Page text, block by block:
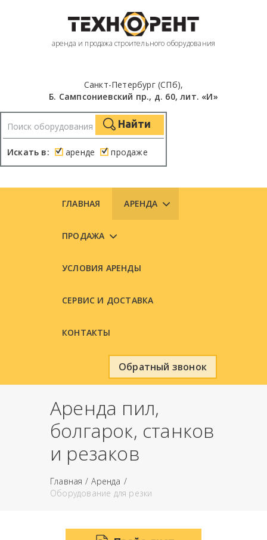
аренда и продажа строительного оборудования
Санкт-Петербург (СПб),
Б. Сампсониевский пр., д. 60, лит. «И»
Искать в: аренде продаже
Найти
ГЛАВНАЯ АРЕНДА
ПРОДАЖА
УСЛОВИЯ АРЕНДЫ
СЕРВИС И ДОСТАВКА
КОНТАКТЫ
Обратный звонок
Аренда пил,
болгарок, станков
и резаков
Главная
Аренда
Оборудование для резки